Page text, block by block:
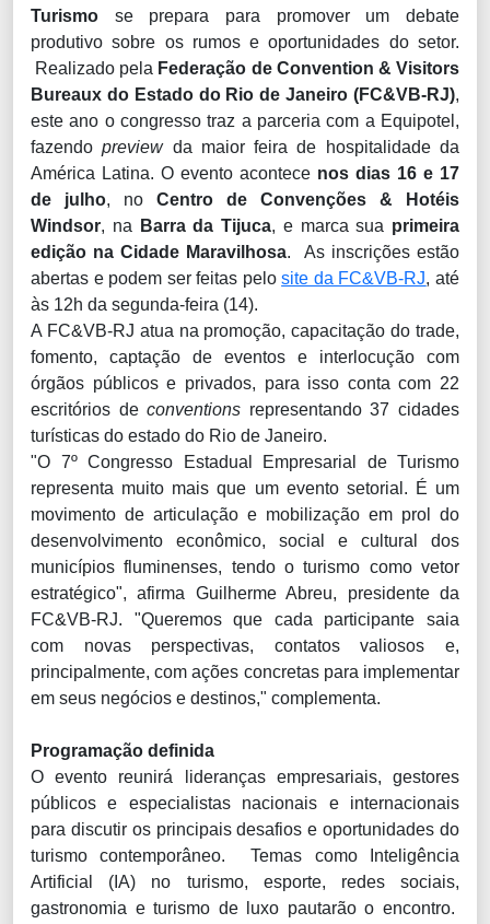
Turismo se prepara para promover um debate
produtivo sobre os rumos e oportunidades do setor.
Realizado pela Federação de Convention & Visitors
Bureaux do Estado do Rio de Janeiro (FC&VB-RJ),
este ano o congresso traz a parceria com a Equipotel,
fazendopreviewda maior feira de hospitalidade da
América Latina. O evento acontece nos dias 16 e 17
de julho, no Centro de Convenções & Hotéis
Windsor, na Barra da Tijuca, e marca sua primeira
edição na Cidade Maravilhosa. As inscrições estão
abertas e podem ser feitas pelosite da FC&VB-RJ, até
às 12h da segunda-feira (14).
A FC&VB-RJ atua na promoção, capacitação do trade,
fomento, captação de eventos e interlocução com
órgãos públicos e privados, para isso conta com 22
escritórios deconventions representando 37 cidades
turísticas do estado do Rio de Janeiro.
"O 7º Congresso Estadual Empresarial de Turismo
representa muito mais que um evento setorial. É um
movimento de articulação e mobilização em prol do
desenvolvimento econômico, social e cultural dos
municípios fluminenses, tendo o turismo como vetor
estratégico", afirma Guilherme Abreu, presidente da
FC&VB-RJ. "Queremos que cada participante saia
com novas perspectivas, contatos valiosos e,
principalmente, com ações concretas para implementar
em seus negócios e destinos," complementa.
Programação definida
O evento reunirá lideranças empresariais, gestores
públicos e especialistas nacionais e internacionais
para discutir os principais desafios e oportunidades do
turismo contemporâneo. Temas como Inteligência
Artificial (IA) no turismo, esporte, redes sociais,
gastronomia e turismo de luxo pautarão o encontro.